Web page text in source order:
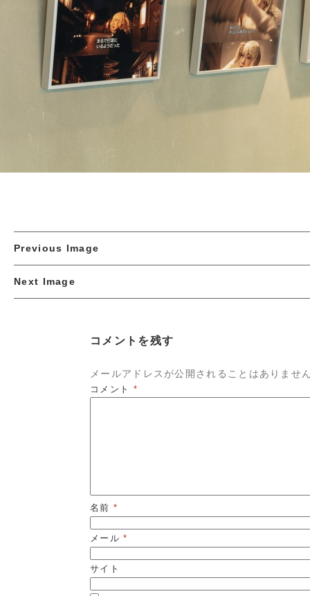
Previous Image
Next Image
コメントを残す
メールアドレスが公開されることはありませ
コメント *
名前 *
メール*
サイト